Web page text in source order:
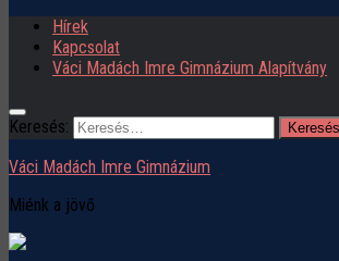
Hírek
Kapcsolat
Váci Madách Imre Gimnázium Alapítvány
Keresés:
Váci Madách Imre Gimnázium
Miénk a jövő